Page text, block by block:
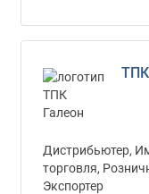
Дистрибьютер,
торговля,
Экспортер